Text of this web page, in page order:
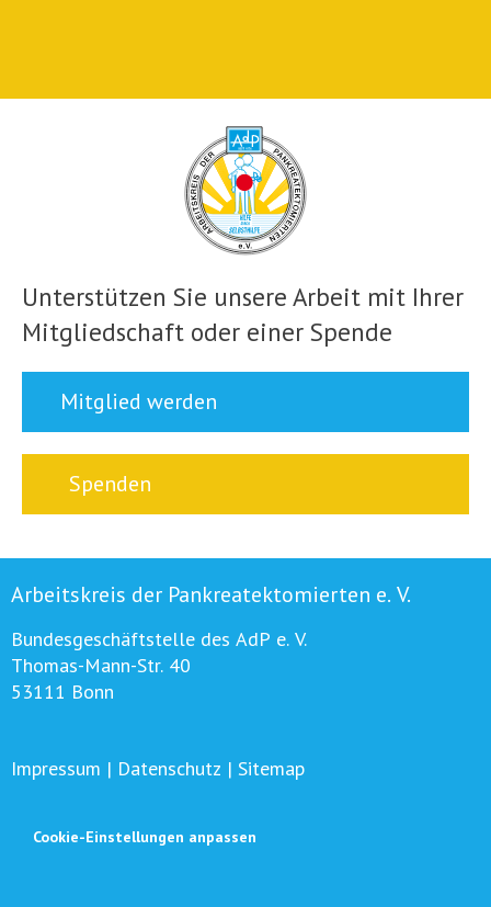
Unterstützen Sie unsere Arbeit mit Ihrer
Mitgliedschaft oder einer Spende
Mitglied werden
Spenden
Arbeitskreis der Pankreatektomierten e. V.
Bundesgeschäftstelle des AdP e. V.
Thomas-Mann-Str. 40
53111 Bonn
Impressum | Datenschutz | Sitemap
Cookie-Einstellungen anpassen